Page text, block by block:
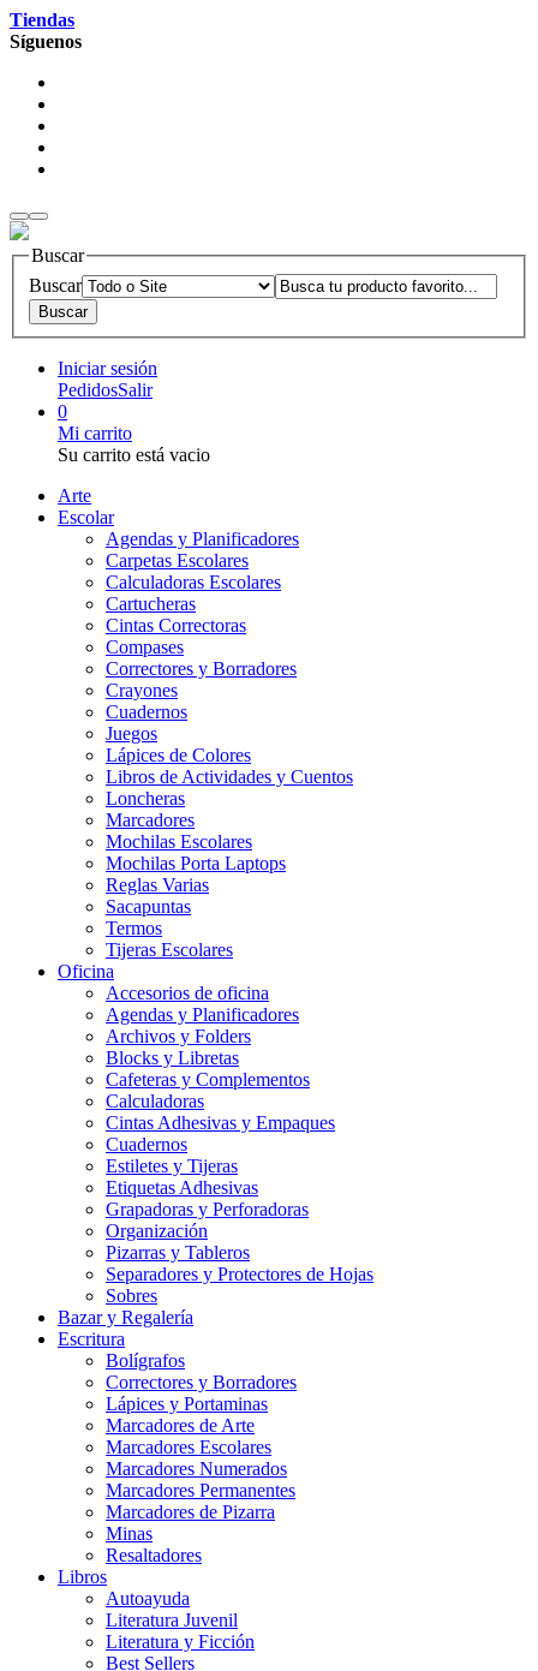
Tiendas
Síguenos
Buscar
Buscar
Iniciar sesión
PedidosSalir
0
Mi carrito
Su carrito está vacio
Arte
Escolar
Agendas y Planificadores
Carpetas Escolares
Calculadoras Escolares
Cartucheras
Cintas Correctoras
Compases
Correctores y Borradores
Crayones
Cuadernos
Juegos
Lápices de Colores
Libros de Actividades y Cuentos
Loncheras
Marcadores
Mochilas Escolares
Mochilas Porta Laptops
Reglas Varias
Sacapuntas
Termos
Tijeras Escolares
Oficina
Accesorios de oficina
Agendas y Planificadores
Archivos y Folders
Blocks y Libretas
Cafeteras y Complementos
Calculadoras
Cintas Adhesivas y Empaques
Cuadernos
Estiletes y Tijeras
Etiquetas Adhesivas
Grapadoras y Perforadoras
Organización
Pizarras y Tableros
Separadores y Protectores de Hojas
Sobres
Bazar y Regalería
Escritura
Bolígrafos
Correctores y Borradores
Lápices y Portaminas
Marcadores de Arte
Marcadores Escolares
Marcadores Numerados
Marcadores Permanentes
Marcadores de Pizarra
Minas
Resaltadores
Libros
Autoayuda
Literatura Juvenil
Literatura y Ficción
Best Sellers